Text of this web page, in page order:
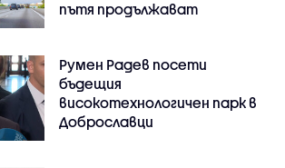
пътя продължават
Румен Радев посети
бъдещия
високотехнологичен парк в
Доброславци